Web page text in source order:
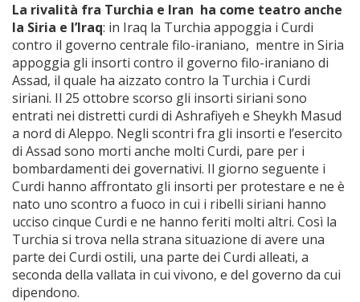
La rivalità fra Turchia e Iran ha come teatro anche
la Siria e l’Iraq: in Iraq la Turchia appoggia i Curdi
contro il governo centrale filo-iraniano, mentre in Siria
appoggia gli insorti contro il governo filo-iraniano di
Assad, il quale ha aizzato contro la Turchia i Curdi
siriani. Il 25 ottobre scorso gli insorti siriani sono
entrati nei distretti curdi di Ashrafiyeh e Sheykh Masud
a nord di Aleppo. Negli scontri fra gli insorti e l’esercito
di Assad sono morti anche molti Curdi, pare per i
bombardamenti dei governativi. Il giorno seguente i
Curdi hanno affrontato gli insorti per protestare e ne è
nato uno scontro a fuoco in cui i ribelli siriani hanno
ucciso cinque Curdi e ne hanno feriti molti altri. Così la
Turchia si trova nella strana situazione di avere una
parte dei Curdi ostili, una parte dei Curdi alleati, a
seconda della vallata in cui vivono, e del governo da cui
dipendono.